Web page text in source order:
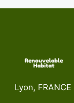
Lyon, FRANCE